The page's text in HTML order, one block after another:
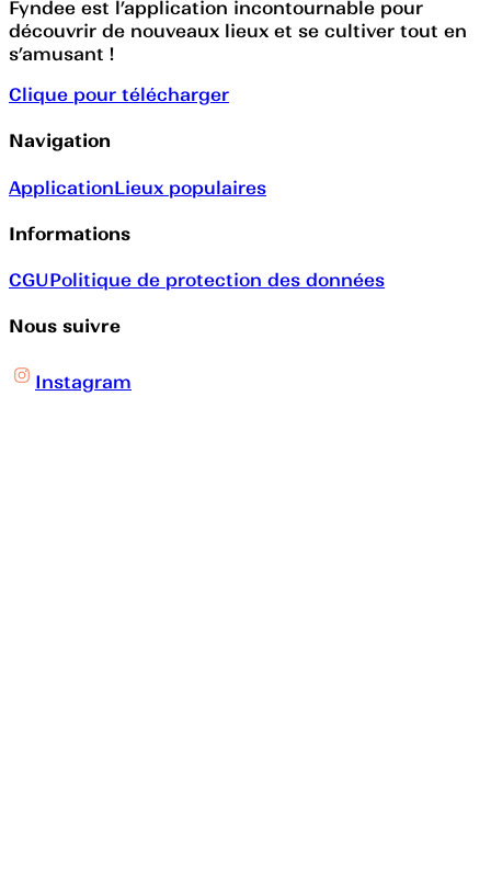
Fyndee est l’application incontournable pour
découvrir de nouveaux lieux et se cultiver tout en
s’amusant !
Clique pour télécharger
Navigation
ApplicationLieux populaires
Informations
CGUPolitique de protection des données
Nous suivre
Instagram